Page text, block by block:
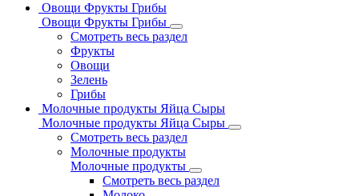
Овощи Фрукты Грибы
Овощи Фрукты Грибы
Смотреть весь раздел
Фрукты
Овощи
Зелень
Грибы
Молочные продукты Яйца Сыры
Молочные продукты Яйца Сыры
Смотреть весь раздел
Молочные продукты
Молочные продукты
Смотреть весь раздел